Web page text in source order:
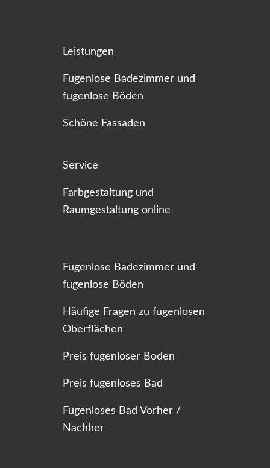
Leistungen
Fugenlose Badezimmer und
fugenlose Böden
Schöne Fassaden
Service
Farbgestaltung und
Raumgestaltung online
Fugenlose Badezimmer und
fugenlose Böden
Häufige Fragen zu fugenlosen
Oberflächen
Preis fugenloser Boden
Preis fugenloses Bad
Fugenloses Bad Vorher /
Nachher